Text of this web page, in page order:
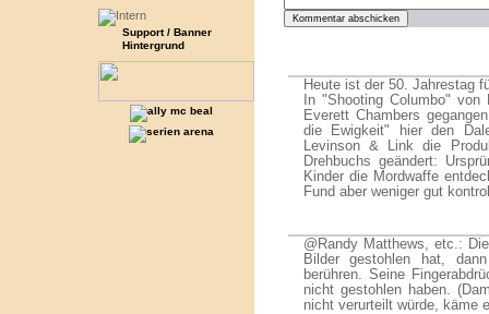
Support / Banner
Hintergrund
Heute ist der 50. Jahrestag
In "Shooting Columbo"
Everett Chambers
die Ewigkeit" hier den
Levinson & Link die
Drehbuchs geändert:
Kinder die Mordwaffe
Fund aber weniger gut
@Randy Matthews, etc.:
Bilder gestohlen hat,
berühren. Seine
nicht gestohlen haben.
nicht verurteilt würde, käme